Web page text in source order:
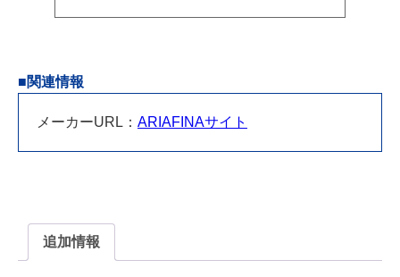
※
さ
の
■関連情報
メーカーURL： ARIAFINAサイト
追加情報